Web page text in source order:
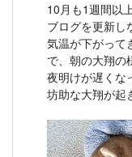
10月も1週間以
ブログを更新し
気温が下がって
で、朝の大翔の
夜明けが遅くな
坊助な大翔が起